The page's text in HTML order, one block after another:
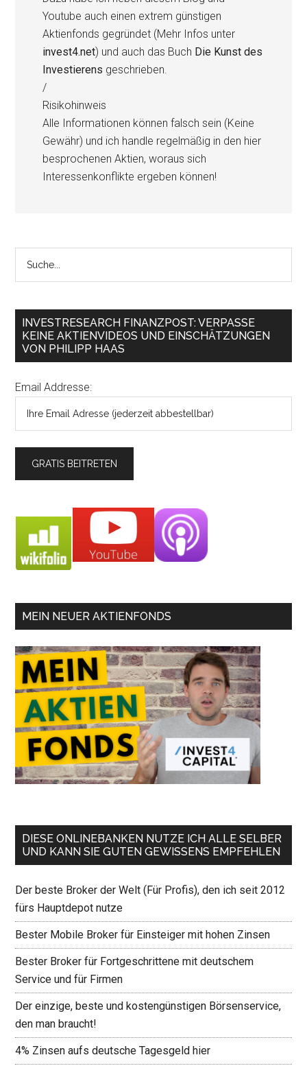
Youtube auch einen extrem günstigen
Aktienfonds gegründet (Mehr Infos unter
invest4.net) und auch das Buch Die Kunst des
Investierens geschrieben.
/
Risikohinweis
Alle Informationen können falsch sein (Keine
Gewähr) und ich handle regelmäßig in den hier
besprochenen Aktien, woraus sich
Interessenkonflikte ergeben können!
INVESTRESEARCH FINANZPOST: VERPASSE
KEINE AKTIENVIDEOS UND EINSCHÄTZUNGEN
VON PHILIPP HAAS
Email Addresse:
MEIN NEUER AKTIENFONDS
DIESE ONLINEBANKEN NUTZE ICH ALLE SELBER
UND KANN SIE GUTEN GEWISSENS EMPFEHLEN
Der beste Broker der Welt (Für Profis), den ich seit 2012
fürs Hauptdepot nutze
Bester Mobile Broker für Einsteiger mit hohen Zinsen
Bester Broker für Fortgeschrittene mit deutschem
Service und für Firmen
Der einzige, beste und kostengünstigen Börsenservice,
den man braucht!
4% Zinsen aufs deutsche Tagesgeld hier